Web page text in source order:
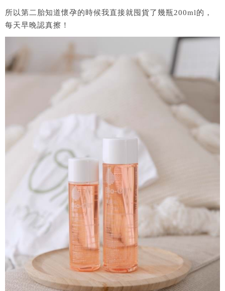
所以第二胎知道懷孕的時候我直接就囤貨了幾瓶200ml的，
每天早晚認真擦！